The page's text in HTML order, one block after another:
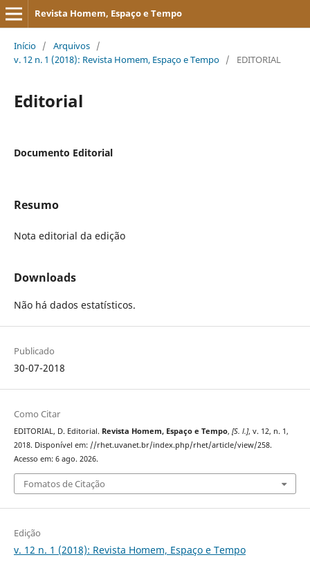
Revista Homem, Espaço e Tempo
Início / Arquivos /
v. 12 n. 1 (2018): Revista Homem, Espaço e Tempo / EDITORIAL
Editorial
Documento Editorial
Resumo
Nota editorial da edição
Downloads
Não há dados estatísticos.
Publicado
30-07-2018
Como Citar
EDITORIAL, D. Editorial. Revista Homem, Espaço e Tempo, [S. l.], v. 12, n. 1,
2018. Disponível em: //rhet.uvanet.br/index.php/rhet/article/view/258.
Acesso em: 6 ago. 2026.
Fomatos de Citação
Edição
v. 12 n. 1 (2018): Revista Homem, Espaço e Tempo